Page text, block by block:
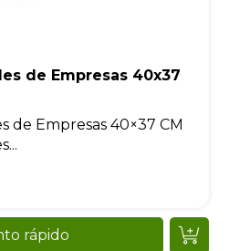
de Empresas 40x37
de Empresas 40×37 CM
rápido